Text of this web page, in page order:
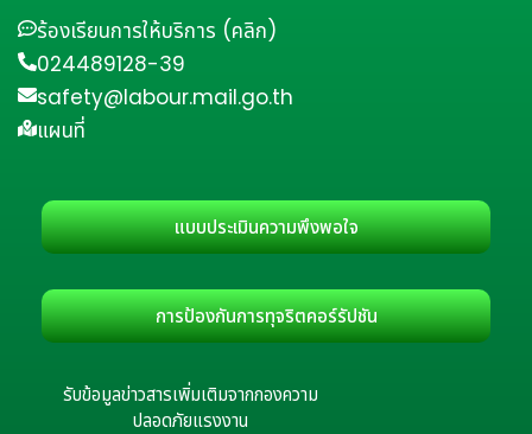
ร้องเรียนการให้บริการ (คลิก)
024489128-39
safety@labour.mail.go.th
แผนที่
แบบประเมินความพึงพอใจ
การป้องกันการทุจริตคอร์รัปชัน
รับข้อมูลข่าวสารเพิ่มเติมจากกองความ
ปลอดภัยแรงงาน